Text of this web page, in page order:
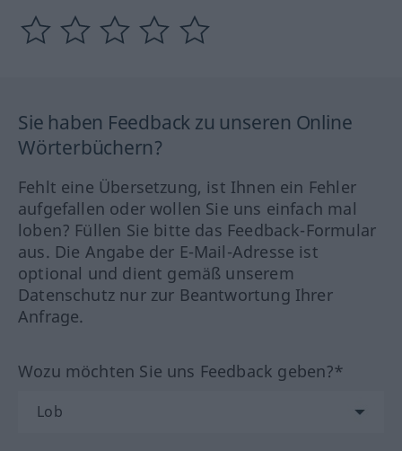
Sie haben Feedback zu unseren Online
Wörterbüchern?
Fehlt eine Übersetzung, ist Ihnen ein Fehler
aufgefallen oder wollen Sie uns einfach mal
loben? Füllen Sie bitte das Feedback-Formular
aus. Die Angabe der E-Mail-Adresse ist
optional und dient gemäß unserem
Datenschutz nur zur Beantwortung Ihrer
Anfrage.
Wozu möchten Sie uns Feedback geben?*